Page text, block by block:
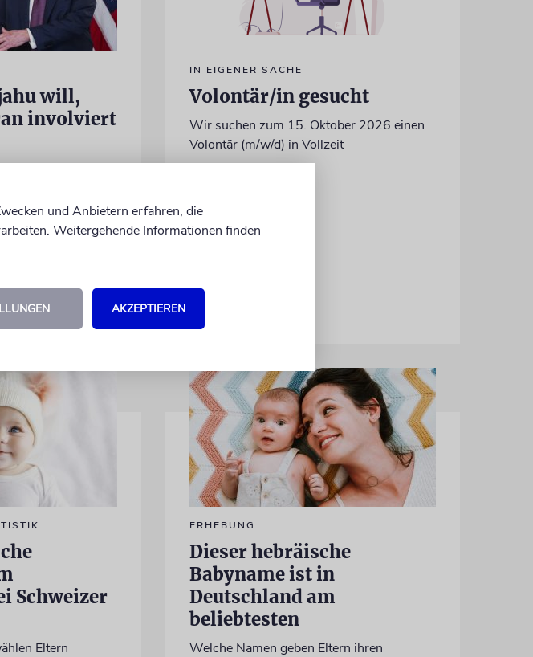
will,
involviert
Treffen mit
an, dass die
sind
IN EIGENER SACHE
Volontär/in gesucht
Wir suchen zum 15. Oktober 2026 einen
Volontär (m/w/d) in Vollzeit
Schweizer
Eltern
ERHEBUNG
Dieser hebräische
Babyname ist in
Deutschland am
beliebtesten
Welche Namen geben Eltern ihren
und Anbietern erfahren, die
Weitergehende Informationen finden
AKZEPTIEREN